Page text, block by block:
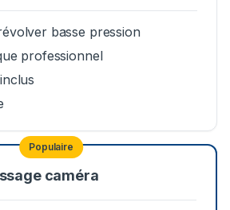
basse pression
professionnel
Populaire
caméra